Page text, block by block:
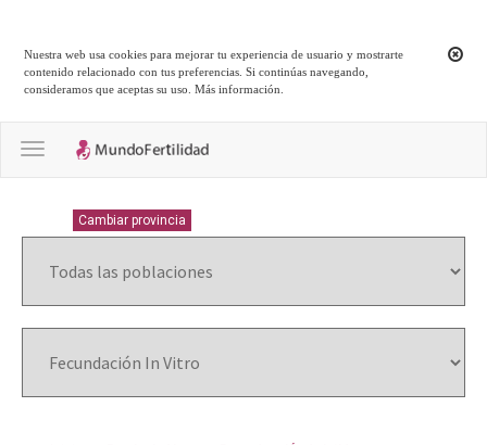
Nuestra web usa cookies para mejorar tu experiencia de usuario y mostrarte
contenido relacionado con tus preferencias. Si continúas navegando,
consideramos que aceptas su uso.Más información
Toggle navigation
Cambiar provincia